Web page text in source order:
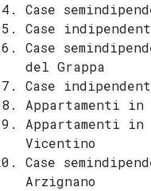
Case
Case
Case
del Grappa
Case
Appartamenti in
Appartamenti in
Vicentino
Case
Arzignano